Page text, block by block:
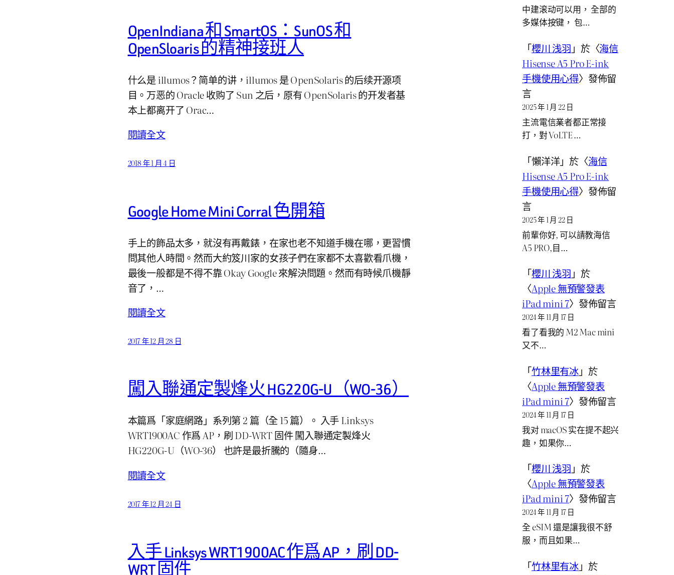
OpenIndiana 和 SmartOS：SunOS 和
OpenSloaris 的精神接班人
什么是 illumos？简单的讲，illumos 是 OpenSolaris 的后续开源项
目。万恶的 Oracle 收购了 Sun 之后，原有 OpenSolaris 的开发者基
本上都离开了 Orac…
閱讀全文
2018 年 1 月 4 日
Google Home Mini Corral 色開箱
手上的飾品太多，就沒有再戴錶，在家也老不知道手機在哪，更習慣
問其他人時間。然而大約笈川家的女孩子們在家都不太喜歡看爪機，
最後一般都是不得不靠 Okay Google 來解決問題。然而有時候爪機靜
音了，…
閱讀全文
2017 年 12 月 28 日
闖入聯通定製烽火 HG220G-U（WO-36）
本篇爲「家庭網路」系列第 2 篇（全 15 篇）。 入手 Linksys
WRT1900AC 作爲 AP，刷 DD-WRT 固件 闖入聯通定製烽火
HG220G-U（WO-36） 也許是最折騰的（隨身…
閱讀全文
2017 年 12 月 24 日
入手 Linksys WRT1900AC 作爲 AP，刷 DD-
WRT 固件
中建滚动可以用， 全部的
多媒体按键， 包…
「櫻川 浅羽 」於〈海信
Hisense A5 Pro E-ink
手機使用心得〉發佈留
言
2025 年 1 月 22 日
主流電信業者都正常接
打，對 VoLTE …
「懶洋洋」於〈海信
Hisense A5 Pro E-ink
手機使用心得〉發佈留
言
2025 年 1 月 22 日
前輩你好, 可以請教海信
A5 PRO,目…
「櫻川 浅羽 」於
〈Apple 無預警發表
iPad mini 7〉發佈留言
2024 年 11 月 17 日
看了看我的 M2 Mac mini
又不…
「竹林里有冰」於
〈Apple 無預警發表
iPad mini 7〉發佈留言
2024 年 11 月 17 日
我对 macOS 实在提不起兴
趣，如果你…
「櫻川 浅羽 」於
〈Apple 無預警發表
iPad mini 7〉發佈留言
2024 年 11 月 17 日
全 eSIM 還是讓我很不舒
服，而且如果…
「竹林里有冰」於